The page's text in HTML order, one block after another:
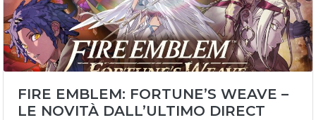
FIRE EMBLEM: FORTUNE’S WEAVE –
LE NOVITÀ DALL’ULTIMO DIRECT